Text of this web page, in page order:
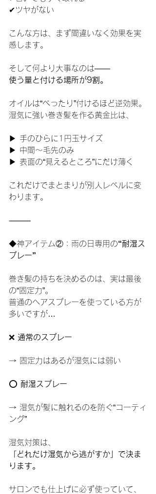
✔ツヤがない
こんな方は、まず間違いなく効果を実
感します。
そして何より大事なのは――
使う量と付ける場所が9割。
オイルは“べったり”付けるほど逆効果。
湿気に強い巻き髪を作る黄金比は、
▶ 手のひらに1円玉サイズ
▶ 中間〜毛先のみ
▶ 表面の“見えるところ”にだけ薄く
これだけでまとまりが別人レベルに変
わります。
⸻
◆神アイテム②：雨の日専用の“耐湿ス
プレー”
巻き髪の持ちを決めるのは、実は最後
の“固定力”。
普通のヘアスプレーを使っている方が
多いですが…
❌ 通常のスプレー
→ 固定力はあるが湿気には弱い
⭕ 耐湿スプレー
→ 湿気が髪に触れるのを防ぐ“コーティ
ング”
湿気対策は、
「どれだけ湿気から逃がすか」で決ま
ります。
サロンでも仕上げに必ず使っていて、